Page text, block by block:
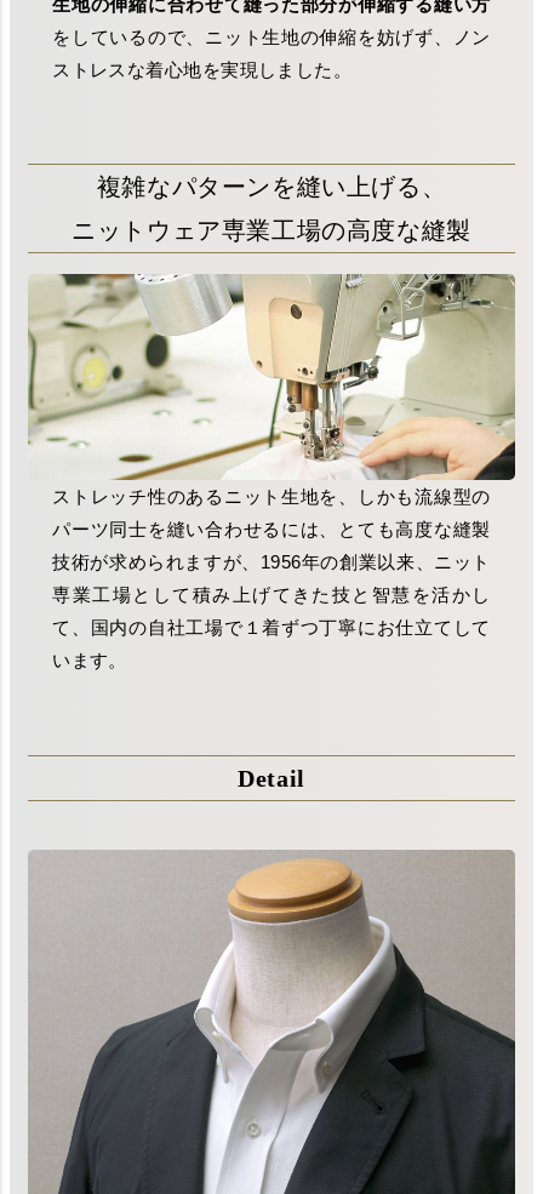
をしているので、ニット生地の伸縮を妨げず、ノン
ストレスな着心地を実現しました。
複雑なパターンを縫い上げる、
ニットウェア専業工場の高度な縫製
ストレッチ性のあるニット生地を、しかも流線型の
パーツ同士を縫い合わせるには、とても高度な縫製
技術が求められますが、1956年の創業以来、ニット
専業工場として積み上げてきた技と智慧を活かし
て、国内の自社工場で１着ずつ丁寧にお仕立てして
います。
Detail